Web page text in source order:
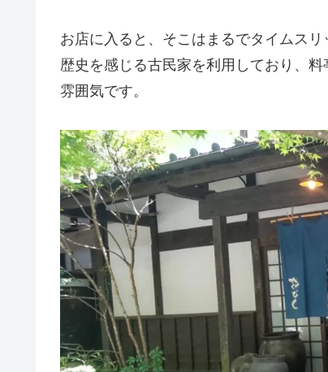
お店に入ると、そこはまるでタイムスリ
歴史を感じる古民家を利用しており、
雰囲気です。